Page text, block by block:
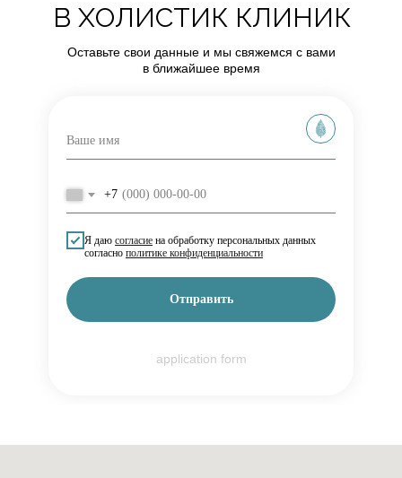
В ХОЛИСТИК КЛИНИК
Оставьте свои данные и мы свяжемся с вами
в ближайшее время
application form
+7
Я даю согласие на обработку персональных данных
согласно политике конфиденциальности
Отправить